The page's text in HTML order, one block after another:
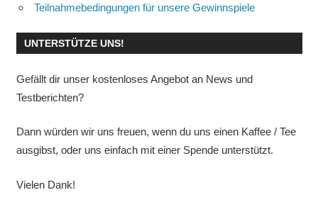
Teilnahmebedingungen für unsere Gewinnspiele
UNTERSTÜTZE UNS!
Gefällt dir unser kostenloses Angebot an News und
Testberichten?
Dann würden wir uns freuen, wenn du uns einen Kaffee / Tee
ausgibst, oder uns einfach mit einer Spende unterstützt.
Vielen Dank!